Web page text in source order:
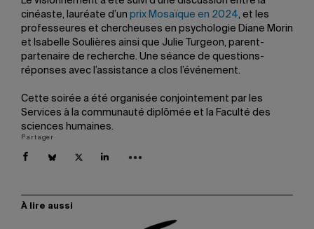
cinéaste, lauréate d’un prix Mosaïque en 2024 , et les
professeures et chercheuses en psychologie Diane Morin
et Isabelle Soulières ainsi que Julie Turgeon, parent-
partenaire de recherche. Une séance de questions-
réponses avec l’assistance a clos l’événement.
Cette soirée a été organisée conjointement par les
Services à la communauté diplômée et la Faculté des
sciences humaines.
Partager
À lire aussi